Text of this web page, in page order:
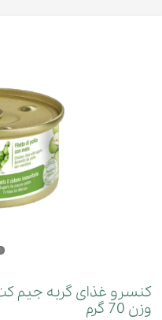
کنسرو غذای گربه جیم‌
وزن 70 گرم